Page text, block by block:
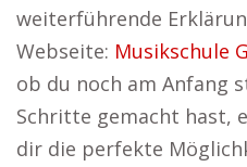
weiterführende
Webseite: Musikschule
ob du noch am Anfang
Schritte gemacht hast,
dir die perfekte